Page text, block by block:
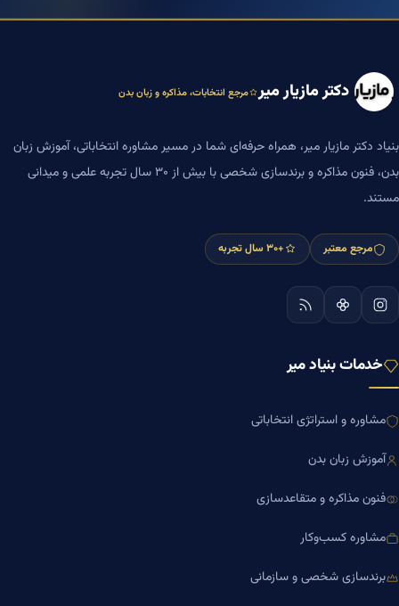
دکتر مازیار میر مرجع انتخابات، مذاکره و زبان بدن
بنیاد دکتر مازیار میر، همراه حرفه‌ای شما در مسیر مشاوره انتخاباتی، آموزش زبان
بدن، فنون مذاکره و برندسازی شخصی با بیش از ۳۰ سال تجربه علمی و میدانی
مستند.
مرجع معتبر +۳۰ سال تجربه
خدمات بنیاد میر
مشاوره و استراتژی انتخاباتی
آموزش زبان بدن
فنون مذاکره و متقاعدسازی
مشاوره کسب‌وکار
برندسازی شخصی و سازمانی